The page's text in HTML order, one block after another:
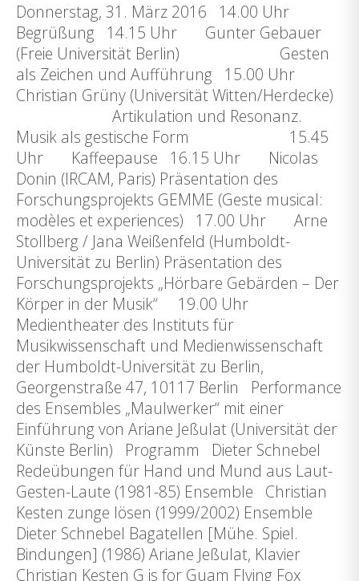
Donnerstag, 31. März 2016 14.00 Uhr
Begrüßung 14.15 Uhr Gunter Gebauer
(Freie Universität Berlin) Gesten
als Zeichen und Aufführung 15.00 Uhr
Christian Grüny (Universität Witten/Herdecke)
Artikulation und Resonanz.
Musik als gestische Form 15.45
Uhr Kaffeepause 16.15 Uhr Nicolas
Donin (IRCAM, Paris) Präsentation des
Forschungsprojekts GEMME (Geste musical:
modèles et experiences) 17.00 Uhr Arne
Stollberg / Jana Weißenfeld (Humboldt-
Universität zu Berlin) Präsentation des
Forschungsprojekts „Hörbare Gebärden – Der
Körper in der Musik“ 19.00 Uhr
Medientheater des Instituts für
Musikwissenschaft und Medienwissenschaft
der Humboldt-Universität zu Berlin,
Georgenstraße 47, 10117 Berlin Performance
des Ensembles „Maulwerker“ mit einer
Einführung von Ariane Jeßulat (Universität der
Künste Berlin) Programm Dieter Schnebel
Redeübungen für Hand und Mund aus Laut-
Gesten-Laute (1981-85) Ensemble Christian
Kesten zunge lösen (1999/2002) Ensemble
Dieter Schnebel Bagatellen [Mühe. Spiel.
Bindungen] (1986) Ariane Jeßulat, Klavier
Christian Kesten G is for Guam Flying Fox